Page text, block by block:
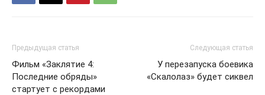
Предыдущая статья
Фильм «Заклятие 4:
Последние обряды»
стартует с рекордами
Следующая статья
У перезапуска боевика
«Скалолаз» будет сиквел